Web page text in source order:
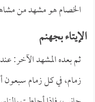
الخصام هو مشهد من
الإيتاء بجهنم
ثم بعده المشهد الآخر:
زمام، في كل زمام